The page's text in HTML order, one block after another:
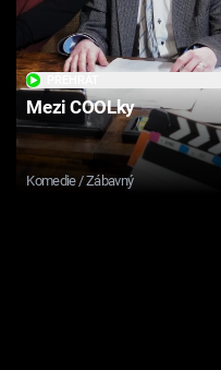
Mezi COOLky
Komedie / Zábavný